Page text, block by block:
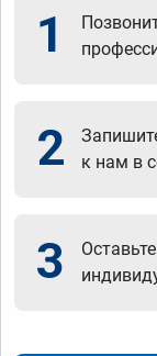
1
2
к нам в
3